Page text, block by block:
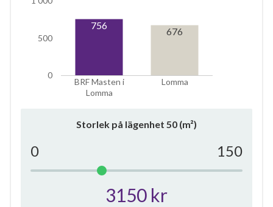
BRF Masten i
Lomma
Lomma
0
500
756
676
Storlek på lägenhet 50 (m²)
0 150
3150 kr